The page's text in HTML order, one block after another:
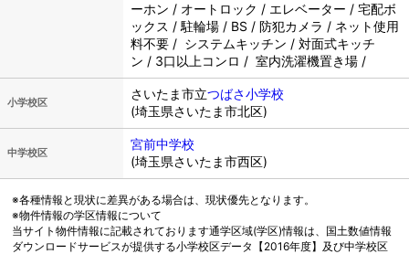
ーホン / オートロック / エレベーター / 宅配ボ
ックス / 駐輪場 / BS / 防犯カメラ / ネット使用
料不要 / システムキッチン / 対面式キッチ
ン / 3口以上コンロ / 室内洗濯機置き場 /
小学校区
さいたま市立つばさ小学校
(埼玉県さいたま市北区)
中学校区
宮前中学校
(埼玉県さいたま市西区)
※各種情報と現状に差異がある場合は、現状優先となります。
※物件情報の学区情報について
当サイト物件情報に記載されております通学区域(学区)情報は、国土数値情報
ダウンロードサービスが提供する小学校区データ【2016年度】及び中学校区